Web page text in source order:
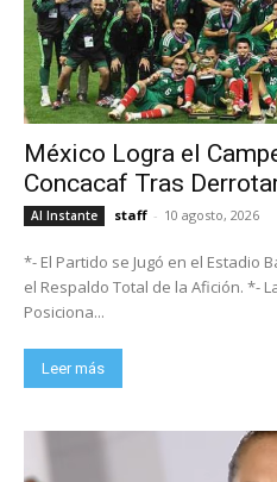
México Logra el
Concacaf Tras
Al Instante staff - 10 agosto, 2026
*- El Partido se Jugó en el Estadio
el Respaldo Total de la Afición. *-
Posiciona...
Leer más